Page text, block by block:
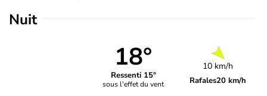
Nuit
18°
Ressenti 15°
sous l'effet du vent
10 km/h
Rafales20 km/h